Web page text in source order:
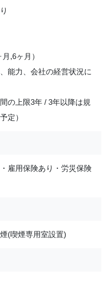
,6ヶ月）
能力、会社の経営状況に
の上限3年 / 3年以降は規
定）
雇用保険あり・労災保険
(喫煙専用室設置)